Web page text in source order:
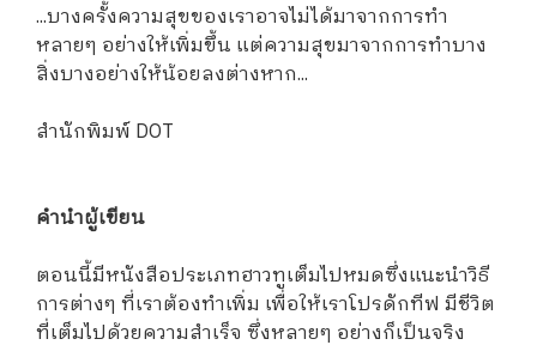
...บางครั้งความสุขของเราอาจไม่ได้มาจากการทำ
หลายๆ อย่างให้เพิ่มขึ้น แต่ความสุขมาจากการทำบาง
สิ่งบางอย่างให้น้อยลงต่างหาก...
สำนักพิมพ์ DOT
คำนำผู้เขียน
ตอนนี้มีหนังสือประเภทฮาวทูเต็มไปหมดซึ่งแนะนำวิธี
การต่างๆ ที่เราต้องทำเพิ่ม เพื่อให้เราโปรดักทีฟ มีชีวิต
ที่เต็มไปด้วยความสำเร็จ ซึ่งหลายๆ อย่างก็เป็นจริง